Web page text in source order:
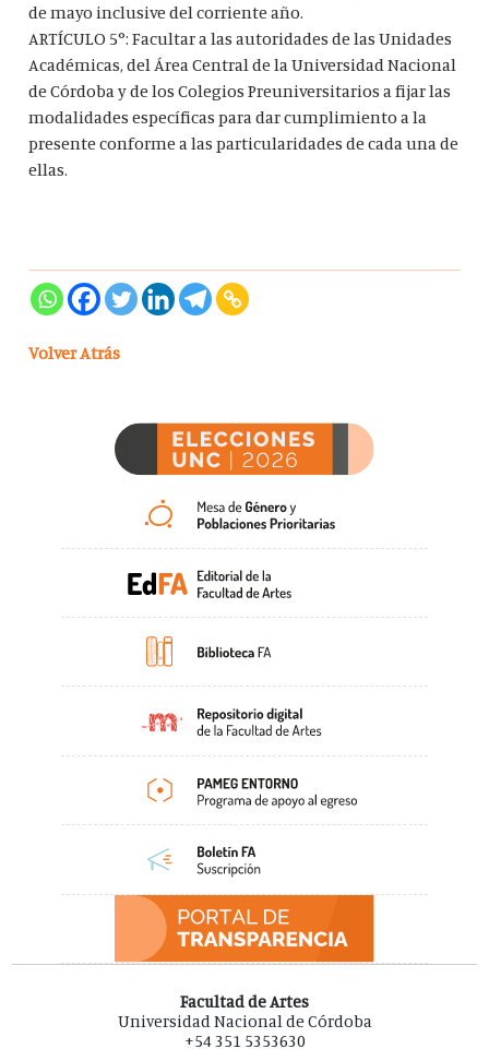
de mayo inclusive del corriente año.
ARTÍCULO 5°: Facultar a las autoridades de las Unidades
Académicas, del Área Central de la Universidad Nacional
de Córdoba y de los Colegios Preuniversitarios a fijar las
modalidades específicas para dar cumplimiento a la
presente conforme a las particularidades de cada una de
ellas.
Volver Atrás
Facultad de Artes
Universidad Nacional de Córdoba
+54 351 5353630